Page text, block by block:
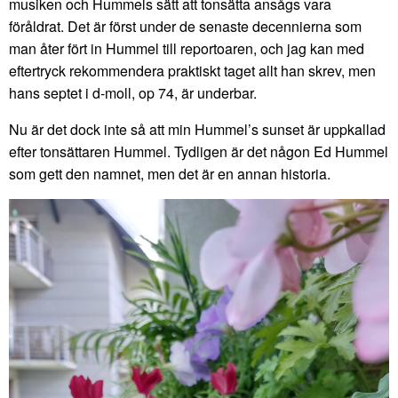
föråldrat. Det är först under de senaste decennierna som
man åter fört in Hummel till reportoaren, och jag kan med
eftertryck rekommendera praktiskt taget allt han skrev, men
hans septet i d-moll, op 74, är underbar.
Nu är det dock inte så att min Hummel’s sunset är uppkallad
efter tonsättaren Hummel. Tydligen är det någon Ed Hummel
som gett den namnet, men det är en annan historia.